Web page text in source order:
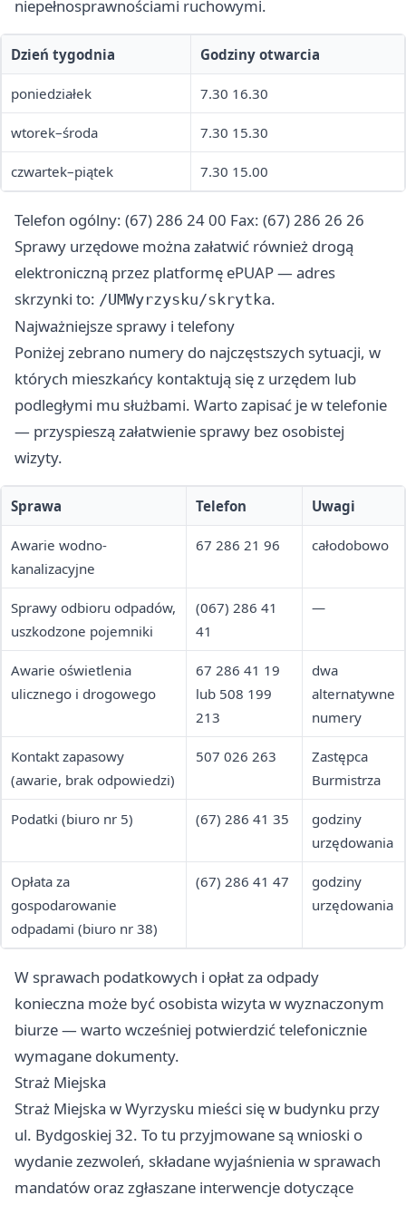
niepełnosprawnościami ruchowymi.
Dzień tygodnia Godziny otwarcia
poniedziałek 7.30 16.30
wtorek–środa 7.30 15.30
czwartek–piątek 7.30 15.00
Telefon ogólny: (67) 286 24 00 Fax: (67) 286 26 26
Sprawy urzędowe można załatwić również drogą
elektroniczną przez platformę ePUAP — adres
skrzynki to: /UMWyrzysku/skrytka.
Najważniejsze sprawy i telefony
Poniżej zebrano numery do najczęstszych sytuacji, w
których mieszkańcy kontaktują się z urzędem lub
podległymi mu służbami. Warto zapisać je w telefonie
— przyspieszą załatwienie sprawy bez osobistej
wizyty.
Sprawa Telefon Uwagi
Awarie wodno-
kanalizacyjne
67 286 21 96 całodobowo
Sprawy odbioru odpadów,
uszkodzone pojemniki
(067) 286 41
41
—
Awarie oświetlenia
ulicznego i drogowego
67 286 41 19
lub 508 199
213
dwa
alternatywne
numery
Kontakt zapasowy
(awarie, brak odpowiedzi)
507 026 263
Zastępca
Burmistrza
Podatki (biuro nr 5) (67) 286 41 35
godziny
urzędowania
Opłata za
gospodarowanie
odpadami (biuro nr 38)
(67) 286 41 47
godziny
urzędowania
W sprawach podatkowych i opłat za odpady
konieczna może być osobista wizyta w wyznaczonym
biurze — warto wcześniej potwierdzić telefonicznie
wymagane dokumenty.
Straż Miejska
Straż Miejska w Wyrzysku mieści się w budynku przy
ul. Bydgoskiej 32. To tu przyjmowane są wnioski o
wydanie zezwoleń, składane wyjaśnienia w sprawach
mandatów oraz zgłaszane interwencje dotyczące